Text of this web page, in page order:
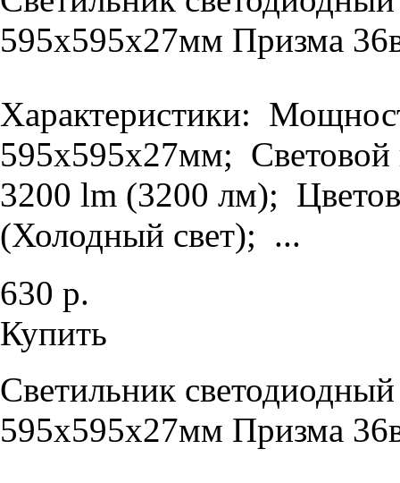
595х595х27мм Призма
Характеристики:
595х595х27мм; Световой
3200 lm (3200 лм);
(Холодный свет); ...
630 р.
Купить
Светильник
595х595х27мм Призма